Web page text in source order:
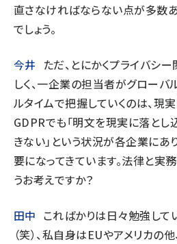
直さなければならない点が多数あ
でしょう。
今井 ただ、とにかくプライバシ
しく、一企業の担当者がグローバ
ルタイムで把握していくのは、現
GDPRでも「明文を現実に落とし
きない」という状況が各企業にあ
要になってきています。法律と実
うお考えですか？
田中 こればかりは日々勉強して
（笑）、私自身はEUやアメリカの